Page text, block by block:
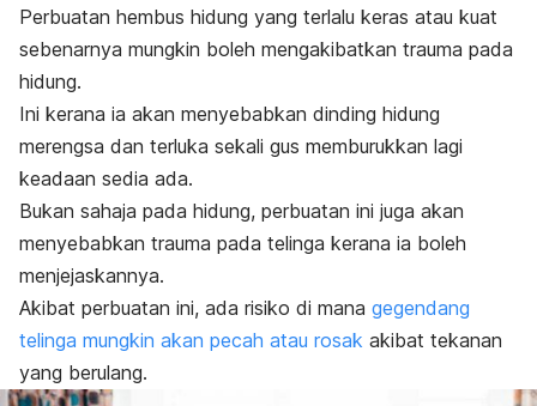
Perbuatan hembus hidung yang terlalu keras atau kuat
sebenarnya mungkin boleh mengakibatkan trauma pada
hidung.
Ini kerana ia akan menyebabkan dinding hidung
merengsa dan terluka sekali gus memburukkan lagi
keadaan sedia ada.
Bukan sahaja pada hidung, perbuatan ini juga akan
menyebabkan trauma pada telinga kerana ia boleh
menjejaskannya.
Akibat perbuatan ini, ada risiko di mana gegendang
telinga mungkin akan pecah atau rosak akibat tekanan
yang berulang.